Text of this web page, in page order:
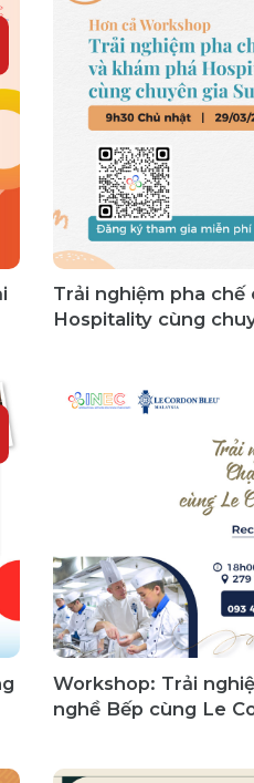
Trải nghiệm pha chế
Hospitality cùng
Workshop: Trải
nghề Bếp cùng Le